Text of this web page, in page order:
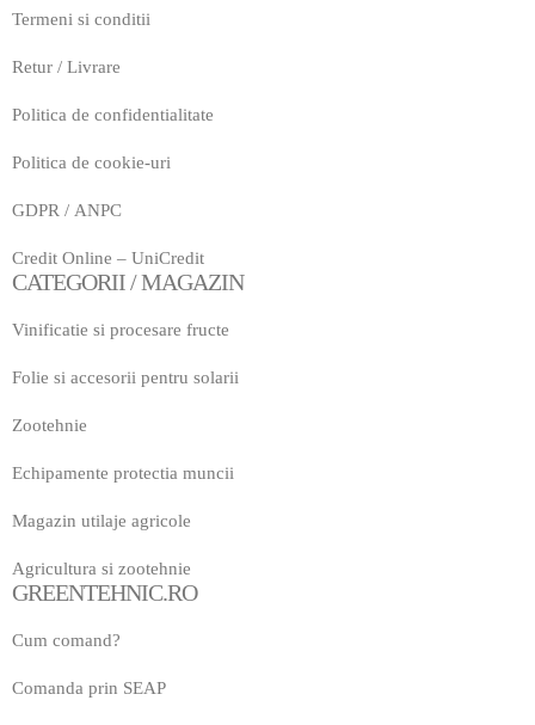
Termeni si conditii
Retur / Livrare
Politica de confidentialitate
Politica de cookie-uri
GDPR / ANPC
Credit Online – UniCredit
CATEGORII / MAGAZIN
Vinificatie si procesare fructe
Folie si accesorii pentru solarii
Zootehnie
Echipamente protectia muncii
Magazin utilaje agricole
Agricultura si zootehnie
GREENTEHNIC.RO
Cum comand?
Comanda prin SEAP